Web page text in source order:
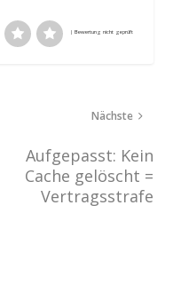
Nächste
Aufgepasst: Kein
Cache gelöscht =
Vertragsstrafe